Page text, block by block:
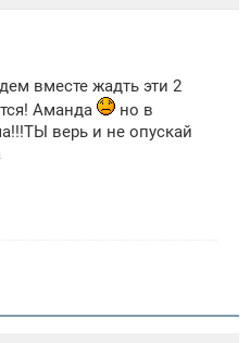
вместе жадть эти 2
Аманда
но в
верь и не опускай